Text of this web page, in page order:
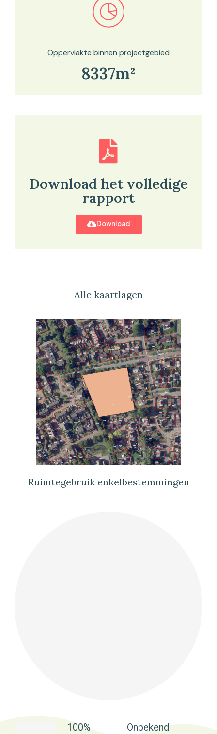
Bekijk in onze kaartviewer
Oppervlakte binnen projectgebied
8337m²
Download het volledige
rapport
Download
Alle kaartlagen
Ruimtegebruik enkelbestemmingen
100% Onbekend